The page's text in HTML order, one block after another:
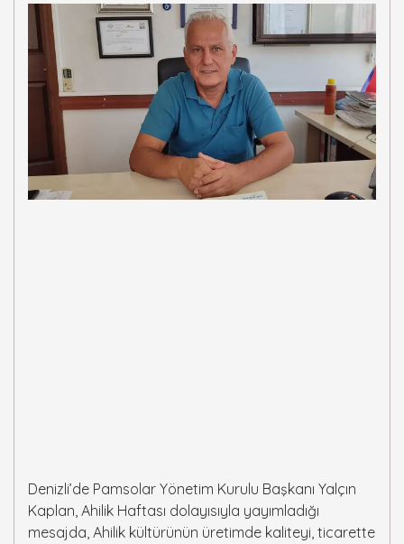
Denizli’de Pamsolar Yönetim Kurulu Başkanı Yalçın
Kaplan, Ahilik Haftası dolayısıyla yayımladığı
mesajda, Ahilik kültürünün üretimde kaliteyi, ticarette